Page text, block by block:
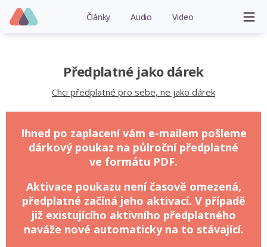
Články Audio Video
Předplatné jako dárek
Chci předplatné pro sebe, ne jako dárek
Ihned po zaplacení vám e-mailem pošleme
dárkový poukaz na půlroční předplatné
ve formátu PDF.
Aktivace poukazu není časově omezená,
předplatné začíná jeho aktivací. V případě
již existujícího aktivního předplatného
naváže nové automaticky na to stávající.